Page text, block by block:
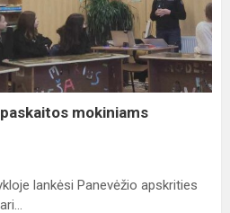
mokiniams
lankėsi Panevėžio apskrities